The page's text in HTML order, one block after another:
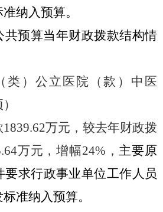
纳入预算。
共预算当年财政拨款结构情
类）公立医院（款）中医
1839.62万元，较去年财政拨
万元，增幅24%， 主要原
要求行政事业单位工作人员
准纳入预算。